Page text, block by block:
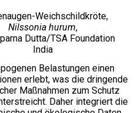
Weichschildkröte,
Nilssonia hurum,
Dutta/TSA Foundation
India
Belastungen einen
erlebt, was die dringende
Maßnahmen zum Schutz
Daher integriert die